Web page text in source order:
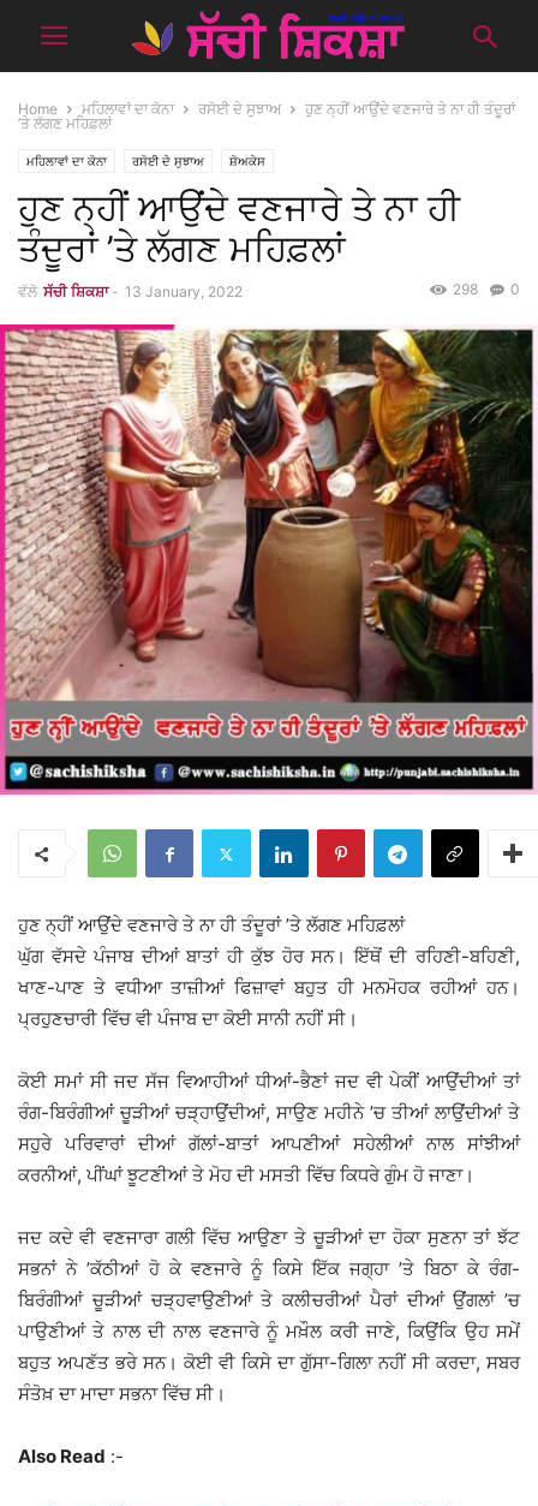
Home ਮਹਿਲਾਵਾਂ ਦਾ ਕੋਨਾ ਰਸੋਈ ਦੇ ਸੁਝਾਅ
ਹੁਣ ਨ੍ਹੀਂ ਆਉਂਦੇ ਵਣਜਾਰੇ ਤੇ ਨਾ ਹੀ ਤੰਦੂਰਾਂ
’ਤੇ ਲੱਗਣ ਮਹਿਫ਼ਲਾਂ
ਮਹਿਲਾਵਾਂ ਦਾ ਕੋਨਾ ਰਸੋਈ ਦੇ ਸੁਝਾਅ ਸ਼ੋਅਕੇਸ
ਹੁਣ ਨ੍ਹੀਂ ਆਉਂਦੇ ਵਣਜਾਰੇ ਤੇ ਨਾ ਹੀ
ਤੰਦੂਰਾਂ ’ਤੇ ਲੱਗਣ ਮਹਿਫ਼ਲਾਂ
ਵੱਲੋ ਸੱਚੀ ਸ਼ਿਕਸ਼ਾ - 13 January, 2022 0
298
ਹੁਣ ਨ੍ਹੀਂ ਆਉਂਦੇ ਵਣਜਾਰੇ ਤੇ ਨਾ ਹੀ ਤੰਦੂਰਾਂ ’ਤੇ ਲੱਗਣ ਮਹਿਫ਼ਲਾਂ
ਘੁੱਗ ਵੱਸਦੇ ਪੰਜਾਬ ਦੀਆਂ ਬਾਤਾਂ ਹੀ ਕੁੱਝ ਹੋਰ ਸਨ। ਇੱਥੋਂ ਦੀ ਰਹਿਣੀ-ਬਹਿਣੀ,
ਖਾਣ-ਪਾਣ ਤੇ ਵਧੀਆ ਤਾਜ਼ੀਆਂ ਫਿਜ਼ਾਵਾਂ ਬਹੁਤ ਹੀ ਮਨਮੋਹਕ ਰਹੀਆਂ ਹਨ।
ਪ੍ਰਹੁਣਚਾਰੀ ਵਿੱਚ ਵੀ ਪੰਜਾਬ ਦਾ ਕੋਈ ਸਾਨੀ ਨਹੀਂ ਸੀ।
ਕੋਈ ਸਮਾਂ ਸੀ ਜਦ ਸੱਜ ਵਿਆਹੀਆਂ ਧੀਆਂ-ਭੈਣਾਂ ਜਦ ਵੀ ਪੇਕੀਂ ਆਉਂਦੀਆਂ ਤਾਂ
ਰੰਗ-ਬਿਰੰਗੀਆਂ ਚੂੜੀਆਂ ਚੜ੍ਹਾਉਂਦੀਆਂ, ਸਾਉਣ ਮਹੀਨੇ ’ਚ ਤੀਆਂ ਲਾਉਂਦੀਆਂ ਤੇ
ਸਹੁਰੇ ਪਰਿਵਾਰਾਂ ਦੀਆਂ ਗੱਲਾਂ-ਬਾਤਾਂ ਆਪਣੀਆਂ ਸਹੇਲੀਆਂ ਨਾਲ ਸਾਂਝੀਆਂ
ਕਰਨੀਆਂ, ਪੀਂਘਾਂ ਝੂਟਣੀਆਂ ਤੇ ਮੋਹ ਦੀ ਮਸਤੀ ਵਿੱਚ ਕਿਧਰੇ ਗੁੰਮ ਹੋ ਜਾਣਾ।
ਜਦ ਕਦੇ ਵੀ ਵਣਜਾਰਾ ਗਲੀ ਵਿੱਚ ਆਉਣਾ ਤੇ ਚੂੜੀਆਂ ਦਾ ਹੋਕਾ ਸੁਣਨਾ ਤਾਂ ਝੱਟ
ਸਭਨਾਂ ਨੇ ’ਕੱਠੀਆਂ ਹੋ ਕੇ ਵਣਜਾਰੇ ਨੂੰ ਕਿਸੇ ਇੱਕ ਜਗ੍ਹਾ ’ਤੇ ਬਿਠਾ ਕੇ ਰੰਗ-
ਬਿਰੰਗੀਆਂ ਚੂੜੀਆਂ ਚੜ੍ਹਵਾਉਣੀਆਂ ਤੇ ਕਲੀਚਰੀਆਂ ਪੈਰਾਂ ਦੀਆਂ ਉਂਗਲਾਂ ’ਚ
ਪਾਉਣੀਆਂ ਤੇ ਨਾਲ ਦੀ ਨਾਲ ਵਣਜਾਰੇ ਨੂੰ ਮਖ਼ੌਲ ਕਰੀ ਜਾਣੇ, ਕਿਉਂਕਿ ਉਹ ਸਮੇਂ
ਬਹੁਤ ਅਪਣੱਤ ਭਰੇ ਸਨ। ਕੋਈ ਵੀ ਕਿਸੇ ਦਾ ਗੁੱਸਾ-ਗਿਲਾ ਨਹੀਂ ਸੀ ਕਰਦਾ, ਸਬਰ
ਸੰਤੋਖ਼ ਦਾ ਮਾਦਾ ਸਭਨਾ ਵਿੱਚ ਸੀ।
Also Read :-